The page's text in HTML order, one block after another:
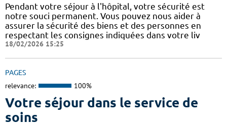
Pendant votre séjour à l'hôpital, votre sécurité est
notre souci permanent. Vous pouvez nous aider à
assurer la sécurité des biens et des personnes en
respectant les consignes indiquées dans votre liv
18/02/2026 15:25
PAGES
relevance: 100%
Votre séjour dans le service de
soins